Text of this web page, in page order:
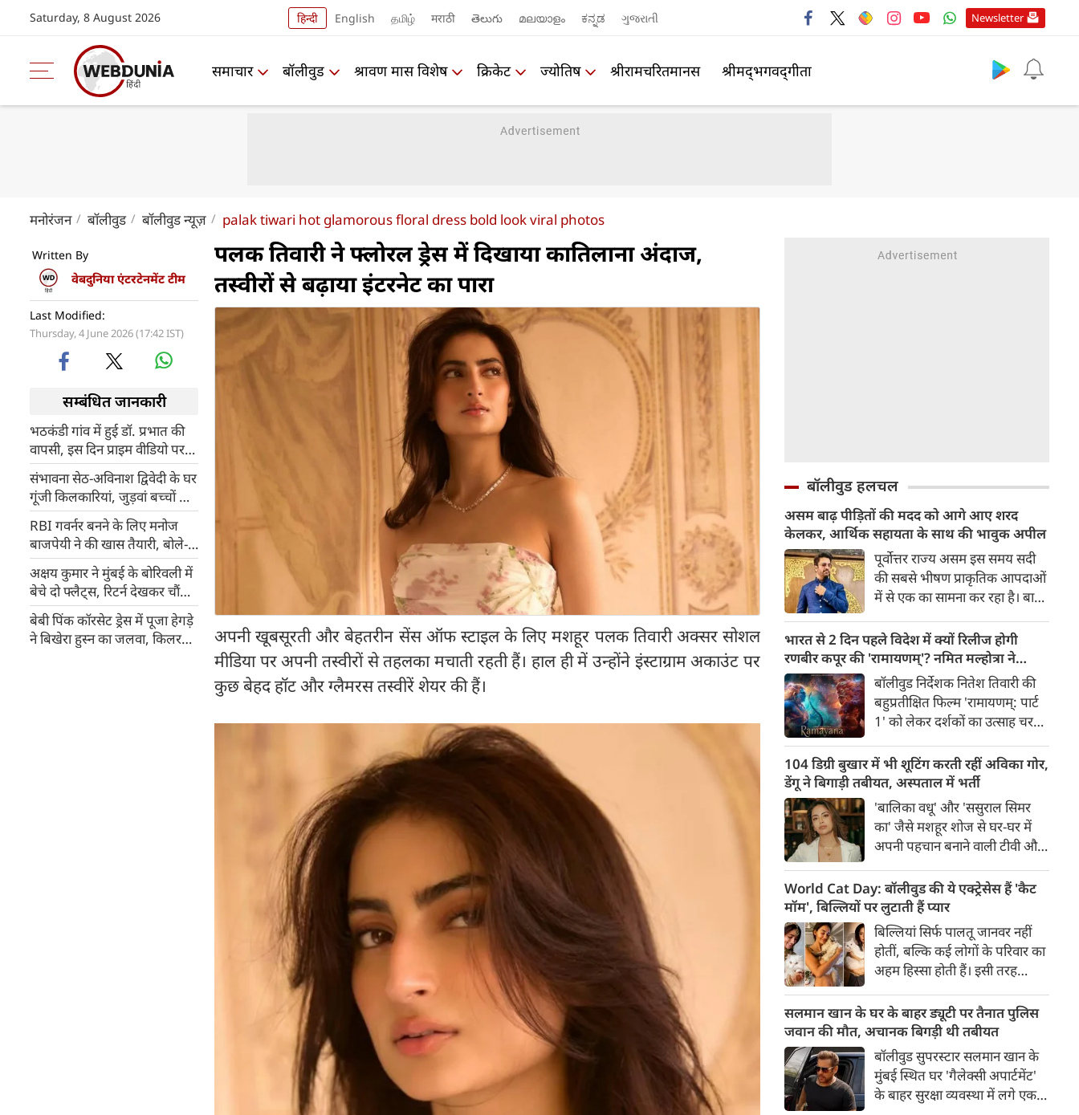
Saturday, 8 August 2026 हिन्दी English தமிழ் मराठी తెలుగు മലയാളം ಕನ್ನಡ ગુજરાતી Newsletter
समाचार बॉलीवुड श्रावण मास विशेष क्रिकेट ज्योतिष श्रीरामचरितमानस श्रीमद्‍भगवद्‍गीता
मनोरंजन बॉलीवुड बॉलीवुड न्यूज़ palak tiwari hot glamorous floral dress bold look viral photos
Written By
वेबदुनिया एंटरटेनमेंट टीम
Last Modified:
Thursday, 4 June 2026 (17:42 IST)
सम्बंधित जानकारी
भठकंडी गांव में हुई डॉ. प्रभात की
वापसी, इस दिन प्राइम वीडियो पर
होगा 'ग्राम चिकित्सालय' का
प्रीमियर
संभावना सेठ-अविनाश द्विवेदी के घर
गूंजी किलकारियां, जुड़वां बच्चों की
मां बनीं एक्ट्रेस
RBI गवर्नर बनने के लिए मनोज
बाजपेयी ने की खास तैयारी, बोले-
डेफिसिट बैलेंस समझे बिना नहीं कर
सकता था रोल
अक्षय कुमार ने मुंबई के बोरिवली में
बेचे दो फ्लैट्स, रिटर्न देखकर चौंक
जाएंगे!
बेबी पिंक कॉरसेट ड्रेस में पूजा हेगड़े
ने बिखेरा हुस्न का जलवा, किलर
पलक तिवारी ने फ्लोरल ड्रेस में दिखाया कातिलाना अंदाज,
तस्वीरों से बढ़ाया इंटरनेट का पारा
अपनी खूबसूरती और बेहतरीन सेंस ऑफ स्टाइल के लिए मशहूर पलक तिवारी अक्सर सोशल
मीडिया पर अपनी तस्वीरों से तहलका मचाती रहती हैं। हाल ही में उन्होंने इंस्टाग्राम अकाउंट पर
कुछ बेहद हॉट और ग्लैमरस तस्वीरें शेयर की हैं।
बॉलीवुड हलचल
असम बाढ़ पीड़ितों की मदद को आगे आए शरद
केलकर, आर्थिक सहायता के साथ की भावुक अपील
पूर्वोत्तर राज्य असम इस समय सदी
की सबसे भीषण प्राकृतिक आपदाओं
में से एक का सामना कर रहा है। बाढ़
को अस्त-व्यस्त कर दिया है। जहां
एक तरफ राज्य के कई जिले पानी में
डूब चुके हैं और लोग बुनियादी चीज़ों
के लिए तरस रहे हैं, वहीं दूसरी तरफ
इस मुश्किल समय में मनोरंजन जगत
से मदद के हाथ भी आगे बढ़ने लगे हैं।
भारत से 2 दिन पहले विदेश में क्यों रिलीज होगी
रणबीर कपूर की 'रामायणम्'? नमित मल्होत्रा ने
बताया रिलीज प्लानबॉलीवुड निर्देशक नितेश तिवारी की
बहुप्रतीक्षित फिल्म 'रामायणम्: पार्ट
1' को लेकर दर्शकों का उत्साह चरम
ट्रेलर के बाद हाल ही में जारी किए गए
अंग्रेजी ट्रेलर ने बॉक्स ऑफिस और
सोशल मीडिया पर तहलका मचा दिया
है।
104 डिग्री बुखार में भी शूटिंग करती रहीं अविका गोर,
डेंगू ने बिगाड़ी तबीयत, अस्पताल में भर्ती
'बालिका वधू' और 'ससुराल सिमर
का' जैसे मशहूर शोज से घर-घर में
अपनी पहचान बनाने वाली टीवी और
शॉकिंग खबर सामने आई है। पिछले
पांच दिनों से 103-104 डिग्री के
खतरनाक बुखार से जूझ रहीं अविका
को डेंगू की पुष्टि होने के बाद मुंबई के
एक अस्पताल में भर्ती कराया गया है।
World Cat Day: बॉलीवुड की ये एक्ट्रेसेस हैं 'कैट
मॉम', बिल्लियों पर लुटाती हैं प्यार
बिल्लियां सिर्फ पालतू जानवर नहीं
होतीं, बल्कि कई लोगों के परिवार का
अहम हिस्सा होती हैं। इसी तरह
अपनी प्यारी बिल्लियों के साथ खास
रिश्ता साझा करती हैं और अक्सर
सोशल मीडिया पर उनके साथ बिताए
खूबसूरत पल फैंस के साथ शेयर
करती हैं। फिलहाल 'वर्ल्ड कैट डे' के
मौके पर आइए जानते हैं उन पांच
सलमान खान के घर के बाहर ड्यूटी पर तैनात पुलिस
जवान की मौत, अचानक बिगड़ी थी तबीयत
बॉलीवुड सुपरस्टार सलमान खान के
मुंबई स्थित घर 'गैलेक्सी अपार्टमेंट'
के बाहर सुरक्षा व्यवस्था में लगे एक